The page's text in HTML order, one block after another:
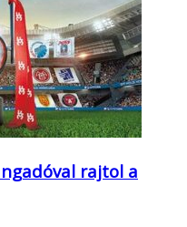
rajtol a